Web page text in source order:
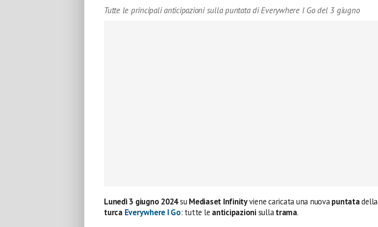
Tutte le principali anticipazioni sulla puntata di Everywhere I Go del 3 giugno
Lunedì 3 giugno 2024suMediaset Infinityviene caricata una nuovapuntatadella
turca Everywhere I Go: tutte le anticipazionisullatrama.